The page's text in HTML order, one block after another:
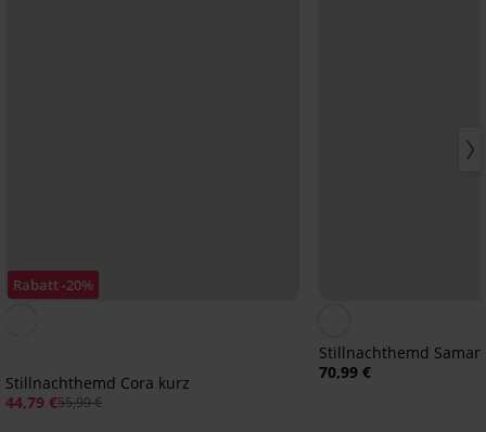
Rabatt -20%
Stillnachthemd Cora kurz
44,79 €55,99 €
Stillnachthemd
70,99 €